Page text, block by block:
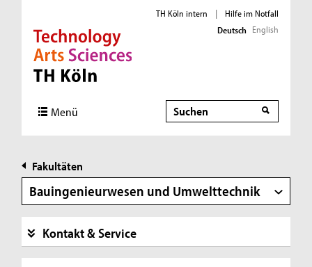
Direkt zur Hauptnavigation
Direkt zur Subnavigation
Direkt zum Inhalt
Direkt zum Fußbereich
TH Köln intern |
Hilfe im Notfall
Deutsch English
Menü Suche
Suche
Fakultäten
Bauingenieurwesen und Umwelttechnik
Kontakt & Service